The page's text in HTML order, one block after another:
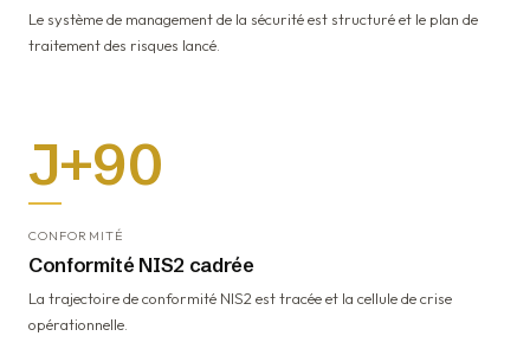
Le système de management de la sécurité est structuré et le plan de
traitement des risques lancé.
J+90
CONFORMITÉ
Conformité NIS2 cadrée
La trajectoire de conformité NIS2 est tracée et la cellule de crise
opérationnelle.